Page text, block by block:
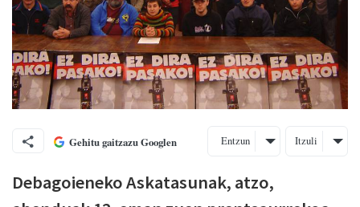
Gehitu gaitzazu Googlen Entzun Itzuli
Debagoieneko Askatasunak, atzo,